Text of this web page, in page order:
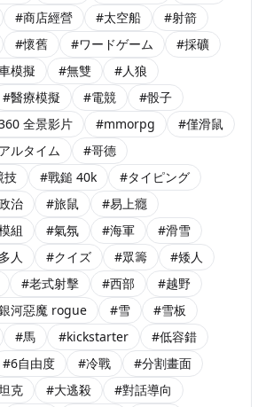
#商店經營 #太空船
#射箭
#懷舊 #ワードゲーム
#採礦
模擬 #無雙
#人狼
#醫療模擬 #電競
#骰子
全景影片 #mmorpg
#僅滑鼠
ルタイム
#哥德
技
#戰鎚 40k
#タイピング
治 #旅鼠
#易上癮
組 #氣氛 #海軍
#滑雪
人 #クイズ #眾籌
#矮人
#老式射擊 #西部
#越野
河惡魔 rogue #雪
#雪板
#馬 #kickstarter
#低容錯
#6自由度 #冷戰
#分割畫面
克 #大逃殺
#對話導向